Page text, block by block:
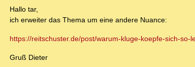
Hallo tar,
ich erweiter das Thema um eine andere Nuance:
https://reitschuster.de/post/warum-kluge-koepfe-sich-so-
Gruß Dieter